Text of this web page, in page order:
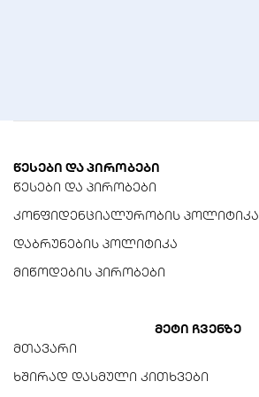
მილის მასალა
მაღალი პოლიმერული
მასალა (FEP)
მილის სიგრძე
400 მმ
ვენტილატორები
წესები და პირობები
წესები და პირობები
კონფიდენციალურობის პოლიტიკა
დაბრუნების პოლიტიკა
მიწოდების პირობები
მეტი ჩვენზე
მთავარი
ხშირად დასმული კითხვები